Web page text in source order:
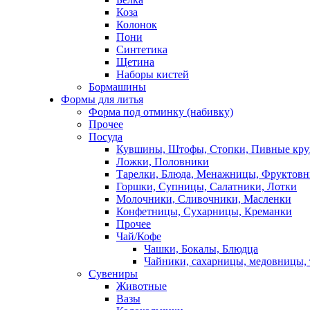
Коза
Колонок
Пони
Синтетика
Щетина
Наборы кистей
Бормашины
Формы для литья
Форма под отминку (набивку)
Прочее
Посуда
Кувшины, Штофы, Стопки, Пивные
Ложки, Половники
Тарелки, Блюда, Менажницы,
Горшки, Супницы, Салатники, Лотки
Молочники, Сливочники, Масленки
Конфетницы, Сухарницы, Креманки
Прочее
Чай/Кофе
Чашки, Бокалы, Блюдца
Чайники, сахарницы, медовницы,
Сувениры
Животные
Вазы